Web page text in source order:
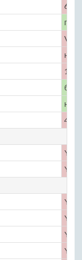
6262
V-
12.3
нет
4
Yes
Yes
Yes
Yes
Yes
Yes